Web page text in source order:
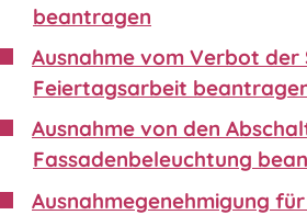
beantragen
Ausnahme vom Verbot der
Feiertagsarbeit
Ausnahme von den
Fassadenbeleuchtung
Ausnahmegenehmigung